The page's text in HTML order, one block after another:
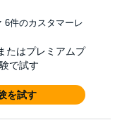
6件のカスタマーレ
たはプレミアムプ
で試す
を試す